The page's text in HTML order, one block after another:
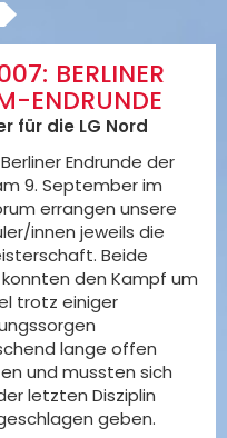
BERLINER
ENDRUNDE
für die LG Nord
Endrunde der
9. September im
errangen unsere
innen jeweils die
Beide
den Kampf um
trotz einiger
lange offen
und mussten sich
letzten Disziplin
geben.